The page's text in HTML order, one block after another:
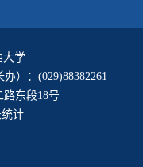
大学
）：(029)88382261
东段18号
计